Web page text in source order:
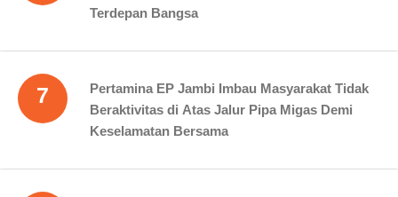
Terdepan Bangsa
7
Pertamina EP Jambi Imbau Masyarakat Tidak
Beraktivitas di Atas Jalur Pipa Migas Demi
Keselamatan Bersama